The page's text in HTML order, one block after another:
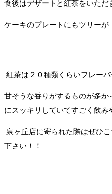
食後はデザートと紅茶をいただ
ケーキのプレートにもツリーが
紅茶は２０種類くらいフレー
甘そうな香りがするものが多か
にスッキリしていてすごく飲み
泉ヶ丘店に寄られた際はぜひ
下さい！！